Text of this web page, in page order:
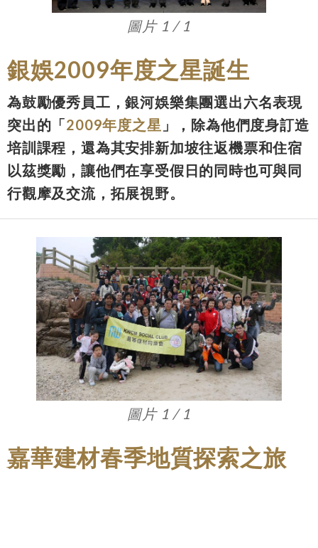
圖片 1 / 1
銀娛2009年度之星誕生
為鼓勵優秀員工，銀河娛樂集團選出六名表現
突出的「2009年度之星 」，除為他們度身訂造
培訓課程，還為其安排新加坡往返機票和住宿
以茲獎勵，讓他們在享受假日的同時也可與同
行觀摩及交流，拓展視野。
圖片 1 / 1
嘉華建材春季地質探索之旅